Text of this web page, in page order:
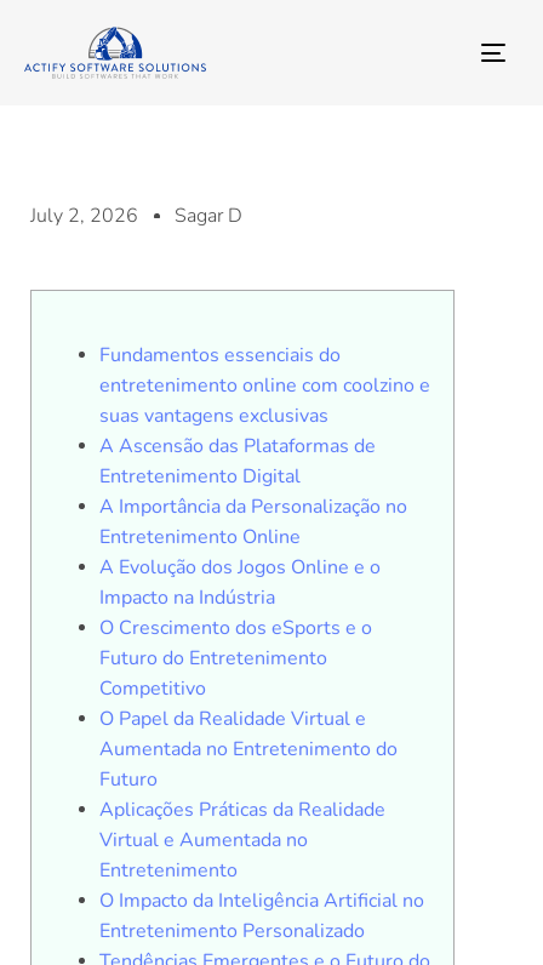
July 2, 2026 Sagar D
Fundamentos essenciais do
entretenimento online com coolzino e
suas vantagens exclusivas
A Ascensão das Plataformas de
Entretenimento Digital
A Importância da Personalização no
Entretenimento Online
A Evolução dos Jogos Online e o
Impacto na Indústria
O Crescimento dos eSports e o
Futuro do Entretenimento
Competitivo
O Papel da Realidade Virtual e
Aumentada no Entretenimento do
Futuro
Aplicações Práticas da Realidade
Virtual e Aumentada no
Entretenimento
O Impacto da Inteligência Artificial no
Entretenimento Personalizado